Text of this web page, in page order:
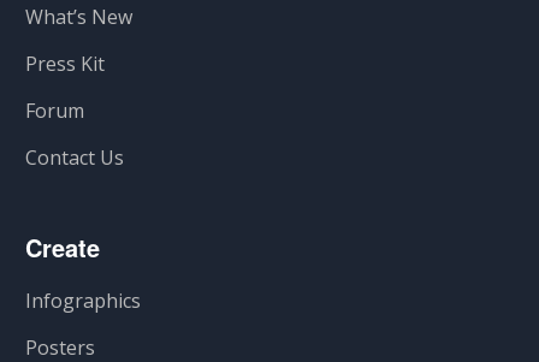
What’s New
Press Kit
Forum
Contact Us
Create
Infographics
Posters